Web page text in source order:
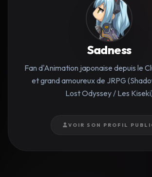
Sadness
Fan d'Animation japonaise depuis le
et grand amoureux de JRPG
Lost Odyssey / Les
VOIR SON PROFIL